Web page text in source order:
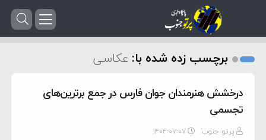
برچسب زده شده با: عکاسی
درخشش هنرمندان جوان فارس در جمع برترین‌های
تجسمی
پرتو جنوب ۱۴۰۴-۰۷-۰۷